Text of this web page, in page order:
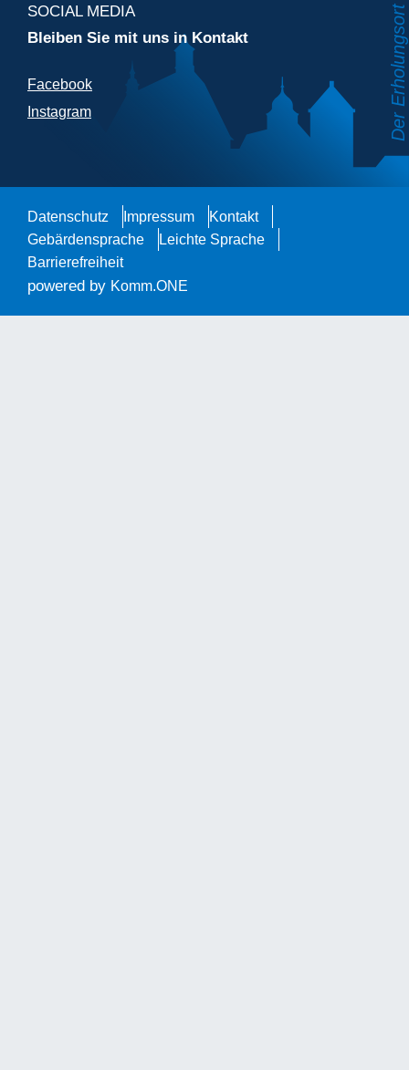
SOCIAL MEDIA
Bleiben Sie mit uns in Kontakt
Facebook
Instagram
Datenschutz Impressum
Kontakt
Gebärdensprache
Leichte Sprache
Barrierefreiheit
powered by Komm.ONE